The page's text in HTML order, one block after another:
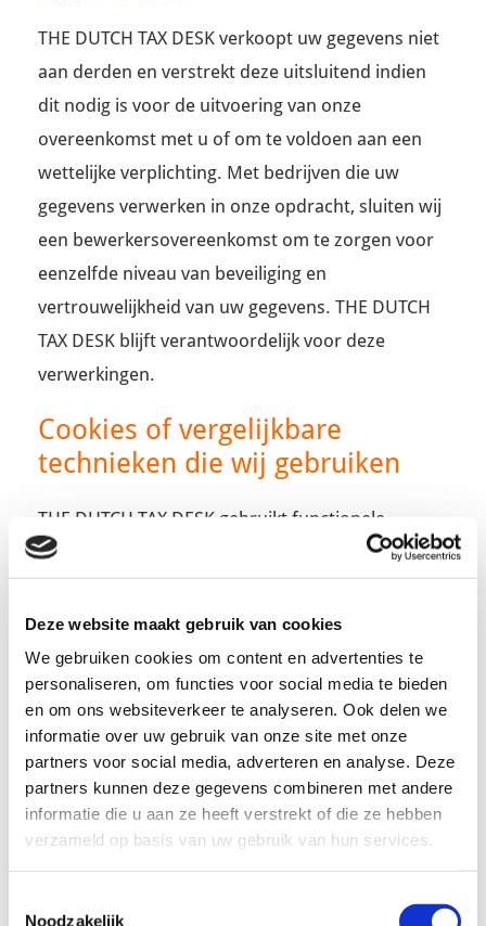
Deze website maakt gebruik van cookies
We gebruiken cookies om content en advertenties te
personaliseren, om functies voor social media te bieden
en om ons websiteverkeer te analyseren. Ook delen we
informatie over uw gebruik van onze site met onze
partners voor social media, adverteren en analyse. Deze
partners kunnen deze gegevens combineren met andere
informatie die u aan ze heeft verstrekt of die ze hebben
verzameld op basis van uw gebruik van hun services.
Noodzakelijk
THE DUTCH TAX DESK verkoopt uw gegevens niet
aan derden en verstrekt deze uitsluitend indien
dit nodig is voor de uitvoering van onze
overeenkomst met u of om te voldoen aan een
wettelijke verplichting. Met bedrijven die uw
gegevens verwerken in onze opdracht, sluiten wij
een bewerkersovereenkomst om te zorgen voor
eenzelfde niveau van beveiliging en
vertrouwelijkheid van uw gegevens. THE DUTCH
TAX DESK blijft verantwoordelijk voor deze
verwerkingen.
Cookies of vergelijkbare
technieken die wij gebruiken
THE DUTCH TAX DESK gebruikt functionele,
analytische en tracking cookies. Een cookie is een
klein tekstbestand dat bij het eerste bezoek aan
deze website wordt opgeslagen in de browser
van uw computer, tablet of smartphone. THE
DUTCH TAX DESK gebruikt cookies met een puur
technische functionaliteit. Deze zorgen ervoor
dat de website naar behoren werkt en dat
bijvoorbeeld uw voorkeursinstellingen
onthouden worden. Deze cookies worden ook
gebruikt om de website goed te laten werken en
plaatsen we cookies die uw surfgedrag bijhouden